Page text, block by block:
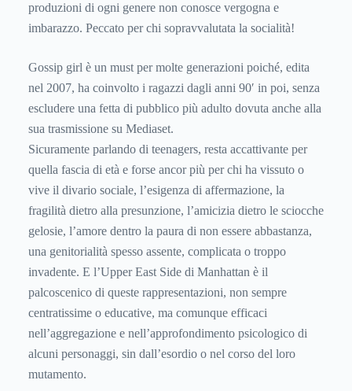
produzioni di ogni genere non conosce vergogna e
imbarazzo. Peccato per chi sopravvalutata la socialità!
Gossip girl è un must per molte generazioni poiché, edita
nel 2007, ha coinvolto i ragazzi dagli anni 90′ in poi, senza
escludere una fetta di pubblico più adulto dovuta anche alla
sua trasmissione su Mediaset.
Sicuramente parlando di teenagers, resta accattivante per
quella fascia di età e forse ancor più per chi ha vissuto o
vive il divario sociale, l’esigenza di affermazione, la
fragilità dietro alla presunzione, l’amicizia dietro le sciocche
gelosie, l’amore dentro la paura di non essere abbastanza,
una genitorialità spesso assente, complicata o troppo
invadente. E l’Upper East Side di Manhattan è il
palcoscenico di queste rappresentazioni, non sempre
centratissime o educative, ma comunque efficaci
nell’aggregazione e nell’approfondimento psicologico di
alcuni personaggi, sin dall’esordio o nel corso del loro
mutamento.